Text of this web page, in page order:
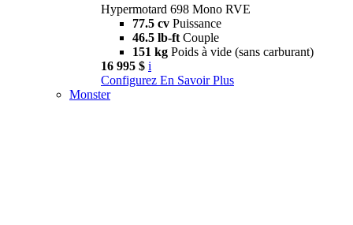
Hypermotard 698 Mono RVE
77.5 cv Puissance
46.5 lb-ft Couple
151 kg Poids à vide (sans carburant)
16 995 $ i
Configurez En Savoir Plus
Monster